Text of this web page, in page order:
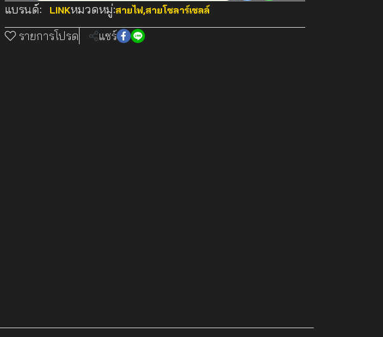
แบรนด์: LINKหมวดหมู่:สายไฟ,สายโซลาร์เซลล์
รายการโปรด แชร์